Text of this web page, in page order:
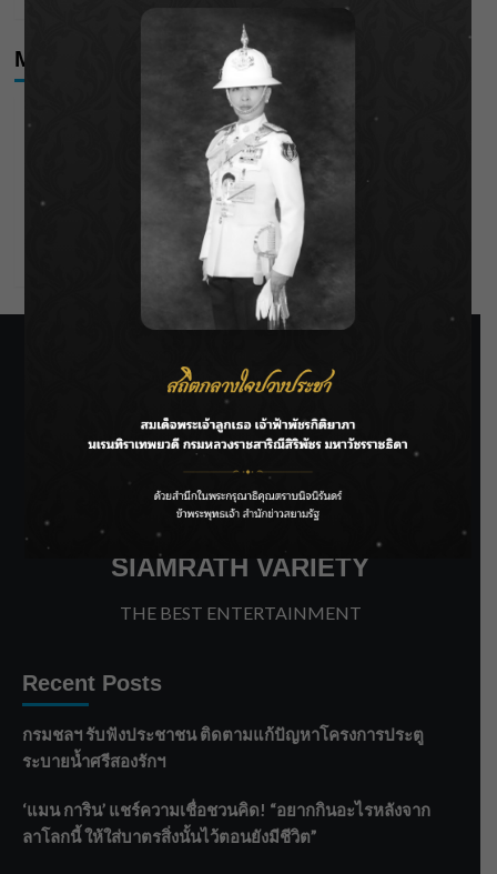
Meta
SIAMRATH VARIETY
THE BEST ENTERTAINMENT
Recent Posts
กรมชลฯ รับฟังประชาชน ติดตามแก้ปัญหาโครงการประตู
ระบายน้ำศรีสองรักฯ
‘แมน การิน’ แชร์ความเชื่อชวนคิด! “อยากกินอะไรหลังจาก
ลาโลกนี้ ให้ใส่บาตรสิ่งนั้นไว้ตอนยังมีชีวิต”